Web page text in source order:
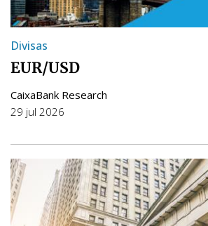
Divisas
EUR/USD
CaixaBank Research
29 jul 2026